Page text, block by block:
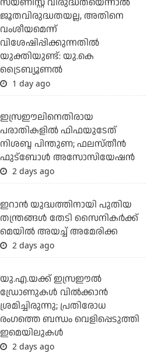
ജൂതവിരുദ്ധതയല്ല, അതിനെ
വംശീയമെന്ന്
വിശേഷിപ്പിക്കുന്നതില്‍
യുക്തിയുണ്ട്: യു.കെ
ട്രൈബ്യൂണല്‍
1 day ago
ഇസ്രഈലിനെതിരായ
പരാതികളില്‍ ഫിഫയുടേത്
നിശബ്ദ പിന്തുണ; ഫലസ്തീന്‍
ഫുട്‌ബോള്‍ അസോസിയേഷന്‍
2 days ago
ഇറാന്‍ യുദ്ധത്തിനായി പുതിയ
തന്ത്രങ്ങള്‍ തേടി സൈനികര്‍ക്ക്
മെയില്‍ അയച്ച് അമേരിക്ക
2 days ago
യു.എ.യക്ക് ഇസ്രഈല്‍
ഡ്രോണുകള്‍ വില്‍ക്കാന്‍
ശ്രമിച്ചിരുന്നു; പ്രതിരോധ
രംഗത്തെ ബന്ധം വെളിപ്പെടുത്തി
ഇമെയിലുകള്‍
2 days ago